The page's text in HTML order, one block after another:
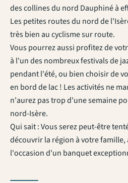
des collines du nord Dauphiné à
Les petites routes du nord de
très bien au cyclisme sur route.
Vous pourrez aussi profitez de
à l'un des nombreux festivals de
pendant l'été, ou bien choisir de
en bord de lac ! Les activités ne
n'aurez pas trop d'une semaine
nord-Isère.
Qui sait : Vous serez peut-être
découvrir la région à votre famille,
l'occasion d'un banquet